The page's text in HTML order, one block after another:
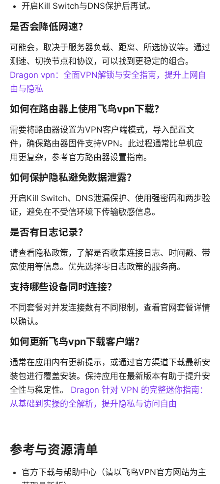
开启Kill Switch与DNS保护后再试。
是否会降低网速？
可能会，取决于服务器负载、距离、所选协议等。通过
测速、切换节点和协议，可以找到更稳定的组合。
Dragon vpn：全面VPN解锁与安全指南，提升上网自
由与隐私
如何在路由器上使用飞鸟vpn下载？
需要将路由器设置为VPN客户端模式，导入配置文
件，确保路由器固件支持VPN。此过程通常比单机应
用更复杂，参考官方路由器设置指南。
如何保护隐私避免数据泄露？
开启Kill Switch、DNS泄漏保护、使用强密码和两步验
证，避免在不受信环境下传输敏感信息。
是否有日志记录？
请查看隐私政策，了解是否收集连接日志、时间戳、带
宽使用等信息。优先选择零日志政策的服务商。
支持哪些设备同时连接？
不同套餐对并发连接数有不同限制，查看官网套餐详情
以确认。
如何更新飞鸟vpn下载客户端？
通常在应用内有更新提示，或通过官方渠道下载最新安
装包进行覆盖安装。保持应用在最新版本有助于提升安
全性与稳定性。 Dragon 针对 VPN 的完整迷你指南：
从基础到实操的全解析，提升隐私与访问自由
参考与资源清单
官方下载与帮助中心（请以飞鸟VPN官方网站为主